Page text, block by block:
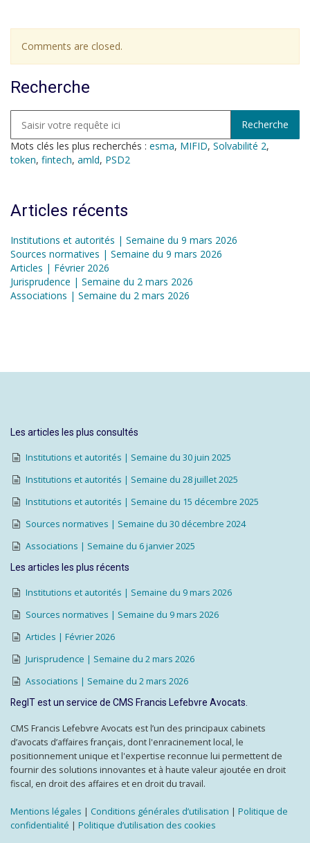
Comments are closed.
Recherche
Mots clés les plus recherchés : esma, MIFID, Solvabilité 2,
token, fintech, amld, PSD2
Articles récents
Institutions et autorités | Semaine du 9 mars 2026
Sources normatives | Semaine du 9 mars 2026
Articles | Février 2026
Jurisprudence | Semaine du 2 mars 2026
Associations | Semaine du 2 mars 2026
Les articles les plus consultés
Institutions et autorités | Semaine du 30 juin 2025
Institutions et autorités | Semaine du 28 juillet 2025
Institutions et autorités | Semaine du 15 décembre 2025
Sources normatives | Semaine du 30 décembre 2024
Associations | Semaine du 6 janvier 2025
Les articles les plus récents
Institutions et autorités | Semaine du 9 mars 2026
Sources normatives | Semaine du 9 mars 2026
Articles | Février 2026
Jurisprudence | Semaine du 2 mars 2026
Associations | Semaine du 2 mars 2026
RegIT est un service de CMS Francis Lefebvre Avocats.
CMS Francis Lefebvre Avocats est l’un des principaux cabinets
d’avocats d’affaires français, dont l'enracinement local, le
positionnement unique et l'expertise reconnue lui permettent de
fournir des solutions innovantes et à haute valeur ajoutée en droit
fiscal, en droit des affaires et en droit du travail.
Mentions légales | Conditions générales d’utilisation | Politique de
confidentialité | Politique d’utilisation des cookies